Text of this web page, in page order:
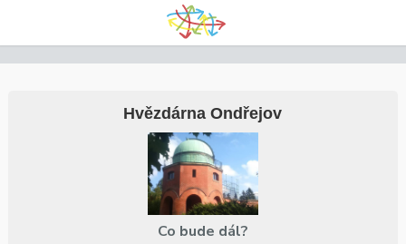
Hvězdárna Ondřejov
Co bude dál?